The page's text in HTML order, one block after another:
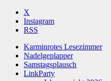
X
Instagram
RSS
Karminrotes Lesezimmer
Nadelgeplapper
Samstagsplausch
LinkParty